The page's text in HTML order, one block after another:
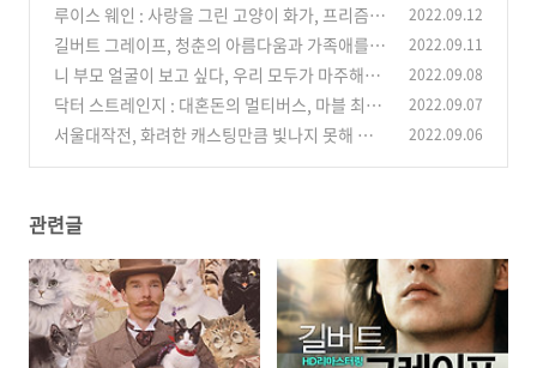
루이스 웨인 : 사랑을 그린 고양이 화가, 프리즘
같았던 예술가
(0)
2022.09.12
길버트 그레이프, 청춘의 아름다움과 가족애를
담은 시대의 명작 (1)
2022.09.11
니 부모 얼굴이 보고 싶다, 우리 모두가 마주해야
할 불편한 진실과 책임 (0)
2022.09.08
닥터 스트레인지 : 대혼돈의 멀티버스, 마블 최초
의 호러 블록버스터 (0)
2022.09.07
서울대작전, 화려한 캐스팅만큼 빛나지 못해 아
2022.09.06
관련글